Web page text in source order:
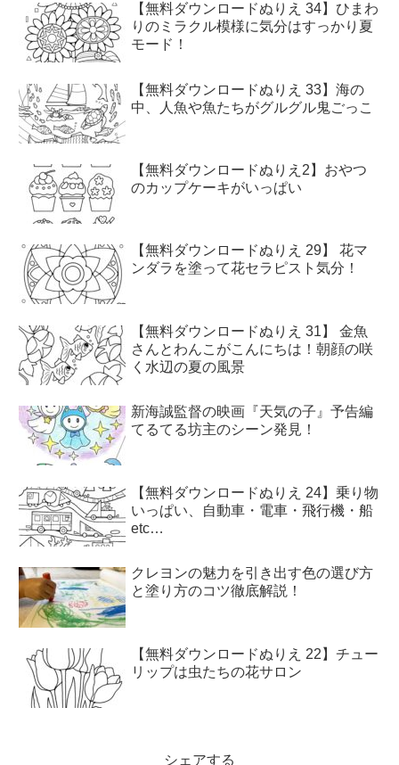
【無料ダウンロードぬりえ 34】ひまわ
りのミラクル模様に気分はすっかり夏
モード！
【無料ダウンロードぬりえ 33】海の
中、人魚や魚たちがグルグル鬼ごっこ
【無料ダウンロードぬりえ2】おやつ
のカップケーキがいっぱい
【無料ダウンロードぬりえ 29】 花マ
ンダラを塗って花セラピスト気分！
【無料ダウンロードぬりえ 31】 金魚
さんとわんこがこんにちは！朝顔の咲
く水辺の夏の風景
新海誠監督の映画『天気の子』予告編
てるてる坊主のシーン発見！
【無料ダウンロードぬりえ 24】乗り物
いっぱい、自動車・電車・飛行機・船
etc…
クレヨンの魅力を引き出す色の選び方
と塗り方のコツ徹底解説！
【無料ダウンロードぬりえ 22】チュー
リップは虫たちの花サロン
シェアする